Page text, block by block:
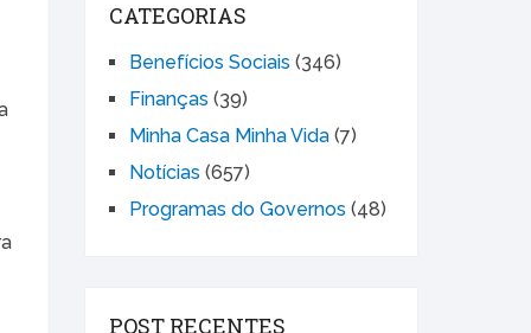
CATEGORIAS
Benefícios Sociais (346)
Finanças (39)
Minha Casa Minha Vida (7)
Notícias (657)
Programas do Governos (48)
POST RECENTES